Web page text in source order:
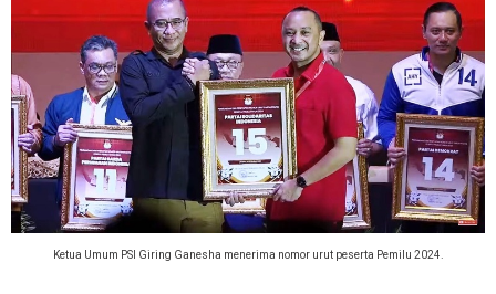
Ketua Umum PSI Giring Ganesha menerima nomor urut peserta Pemilu 2024.